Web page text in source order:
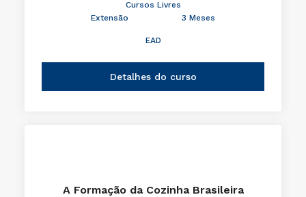
Cursos Livres
Extensão
3 Meses
EAD
Detalhes do curso
A Formação da Cozinha Brasileira